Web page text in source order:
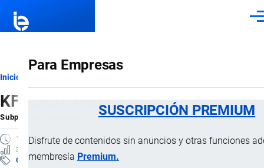
Para Empresas
SUSCRIPCIÓN PREMIUM
Disfrute de contenidos sin anuncios y otras funciones
membresía Premium.
Ruta
de
navegación
Inicio
KF Epiol - ME101
Subpartida Arancelaria porImportaciones …, 18 Enero, 2025
1 MINUTO
37 VISTAS
Clasificación Arancelaria